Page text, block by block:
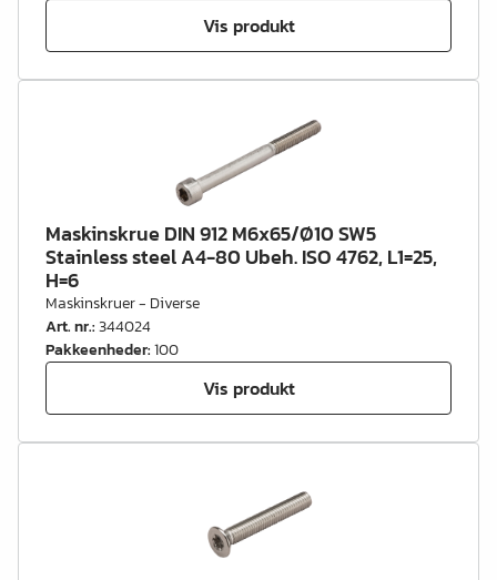
Vis produkt
Maskinskrue DIN 912 M6x65/Ø10 SW5
Stainless steel A4-80 Ubeh. ISO 4762, L1=25,
H=6
Maskinskruer - Diverse
Art. nr.:344024
Pakkeenheder:100
Vis produkt